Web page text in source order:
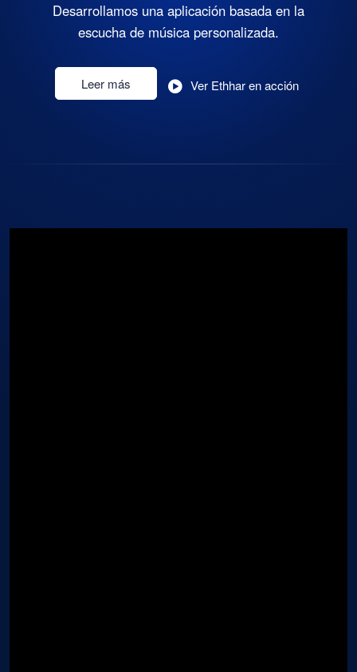
Desarrollamos una aplicación basada en la
escucha de música personalizada.
Leer más Ver Ethhar en acción